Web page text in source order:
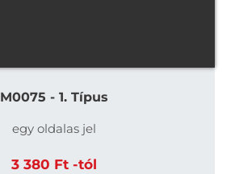
M0075 - 1. Típus
egy oldalas jel
3 380 Ft -tól